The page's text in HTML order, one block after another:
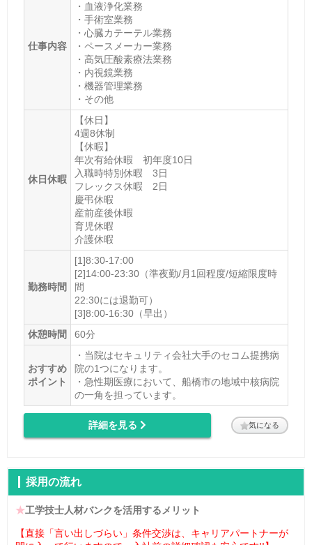
仕事内容
・血液浄化業務
・手術室業務
・心臓カテーテル業務
・ペースメーカー業務
・高気圧酸素療法業務
・内視鏡業務
・機器管理業務
・その他
休日休暇
【休日】
4週8休制
【休暇】
年次有給休暇 初年度10日
入職時特別休暇 3日
フレックス休暇 2日
慶弔休暇
産前産後休暇
育児休暇
介護休暇
勤務時間
[1]8:30-17:00
[2]14:00-23:30（準夜勤/月1回程度/短縮限度時
間
22:30には退勤可）
[3]8:00-16:30（早出）
休憩時間
60分
おすすめ
ポイント
・当院はセキュリティ会社大手のセコム提携病
院の1つになります。
・急性期医療において、船橋市の地域中核病院
の一角を担っています。
詳細を見る 気になる
採用の流れ
★工学技士人材バンクを活用するメリット
【直接「言い出しづらい」条件交渉は、キャリアパートナーが